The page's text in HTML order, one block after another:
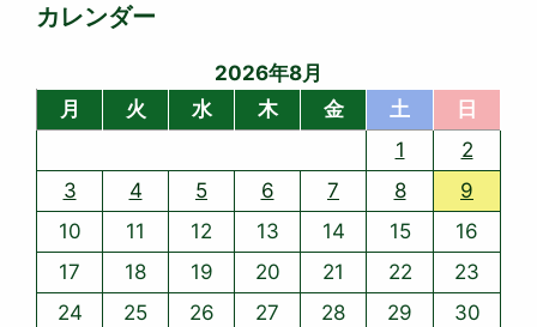
カレンダー
2026年8月
月
火 水 木 金 土
日
1
2
3
4 5 6 7 8
9
10
11 12 13 14 15
16
17
18 19 20 21 22
23
24
25 26 27 28 29
30